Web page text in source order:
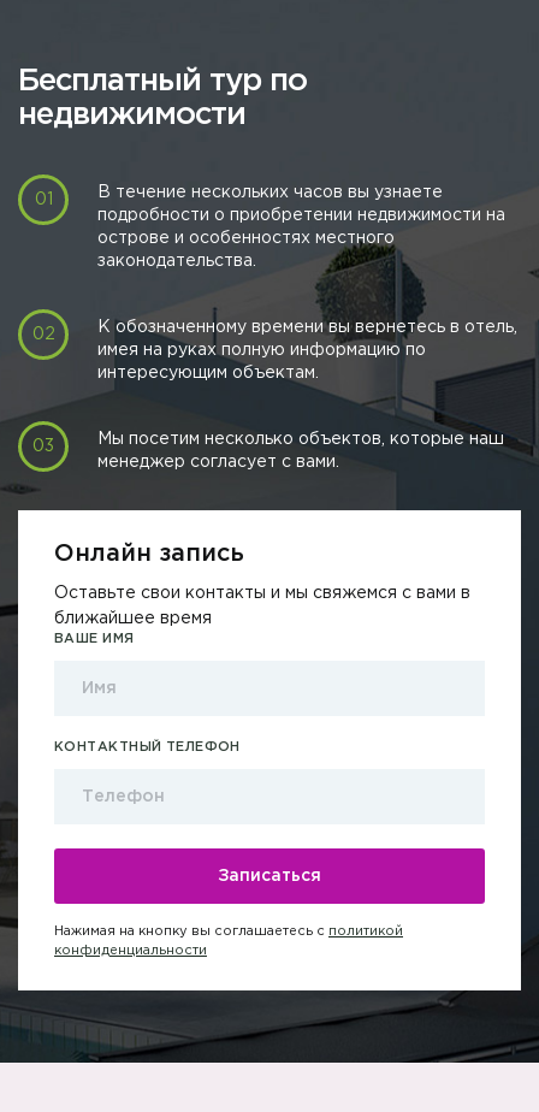
Бесплатный тур по
недвижимости
В течение нескольких часов вы узнаете
подробности о приобретении недвижимости на
острове и особенностях местного
законодательства.
К обозначенному времени вы вернетесь в отель,
имея на руках полную информацию по
интересующим объектам.
Мы посетим несколько объектов, которые наш
менеджер согласует с вами.
Онлайн запись
Оставьте свои контакты и мы свяжемся с вами в
ближайшее время
ВАШЕ ИМЯ
КОНТАКТНЫЙ ТЕЛЕФОН
Нажимая на кнопку вы соглашаетесь с политикой
конфиденциальности